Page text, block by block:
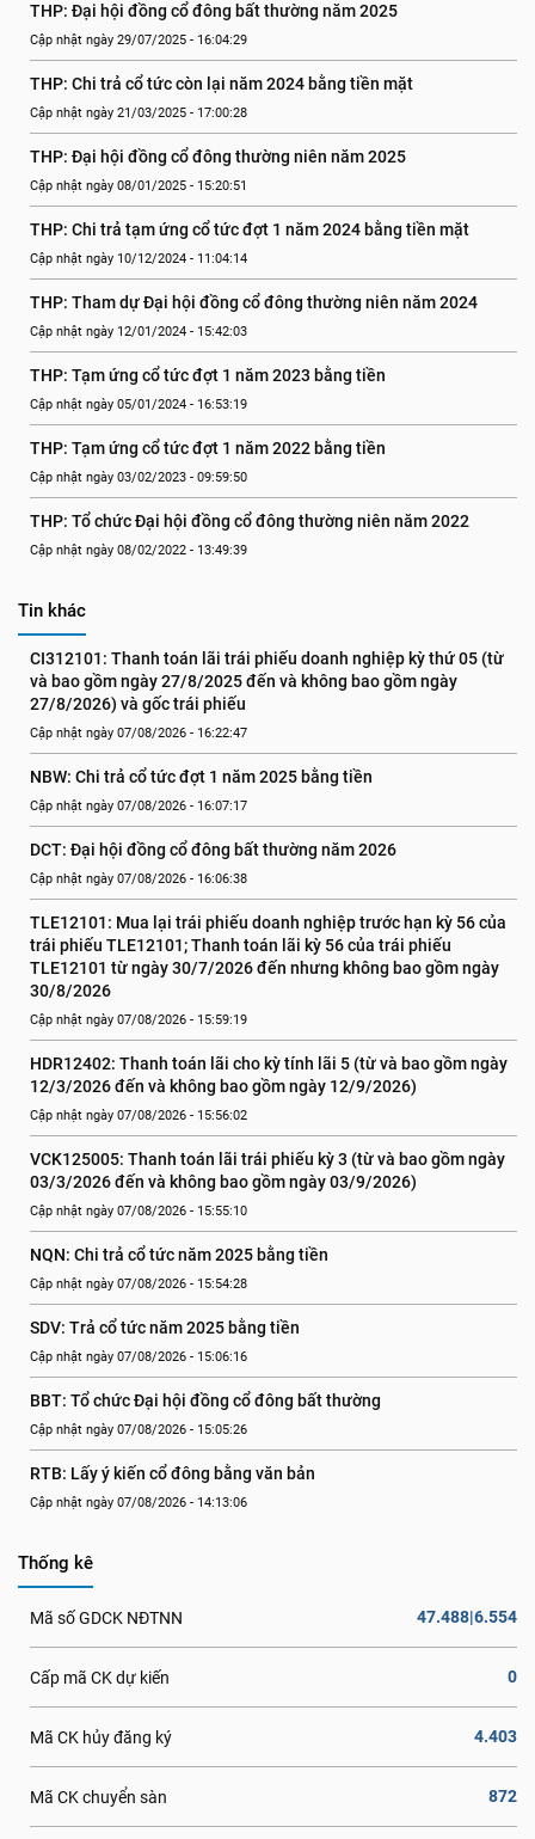
THP: Đại hội đồng cổ đông bất thường năm 2025
Cập nhật ngày 29/07/2025 - 16:04:29
THP: Chi trả cổ tức còn lại năm 2024 bằng tiền mặt
Cập nhật ngày 21/03/2025 - 17:00:28
THP: Đại hội đồng cổ đông thường niên năm 2025
Cập nhật ngày 08/01/2025 - 15:20:51
THP: Chi trả tạm ứng cổ tức đợt 1 năm 2024 bằng tiền mặt
Cập nhật ngày 10/12/2024 - 11:04:14
THP: Tham dự Đại hội đồng cổ đông thường niên năm 2024
Cập nhật ngày 12/01/2024 - 15:42:03
THP: Tạm ứng cổ tức đợt 1 năm 2023 bằng tiền
Cập nhật ngày 05/01/2024 - 16:53:19
THP: Tạm ứng cổ tức đợt 1 năm 2022 bằng tiền
Cập nhật ngày 03/02/2023 - 09:59:50
THP: Tổ chức Đại hội đồng cổ đông thường niên năm 2022
Cập nhật ngày 08/02/2022 - 13:49:39
Tin khác
CI312101: Thanh toán lãi trái phiếu doanh nghiệp kỳ thứ 05 (từ
và bao gồm ngày 27/8/2025 đến và không bao gồm ngày
27/8/2026) và gốc trái phiếu
Cập nhật ngày 07/08/2026 - 16:22:47
NBW: Chi trả cổ tức đợt 1 năm 2025 bằng tiền
Cập nhật ngày 07/08/2026 - 16:07:17
DCT: Đại hội đồng cổ đông bất thường năm 2026
Cập nhật ngày 07/08/2026 - 16:06:38
TLE12101: Mua lại trái phiếu doanh nghiệp trước hạn kỳ 56 của
trái phiếu TLE12101; Thanh toán lãi kỳ 56 của trái phiếu
TLE12101 từ ngày 30/7/2026 đến nhưng không bao gồm ngày
30/8/2026
Cập nhật ngày 07/08/2026 - 15:59:19
HDR12402: Thanh toán lãi cho kỳ tính lãi 5 (từ và bao gồm ngày
12/3/2026 đến và không bao gồm ngày 12/9/2026)
Cập nhật ngày 07/08/2026 - 15:56:02
VCK125005: Thanh toán lãi trái phiếu kỳ 3 (từ và bao gồm ngày
03/3/2026 đến và không bao gồm ngày 03/9/2026)
Cập nhật ngày 07/08/2026 - 15:55:10
NQN: Chi trả cổ tức năm 2025 bằng tiền
Cập nhật ngày 07/08/2026 - 15:54:28
SDV: Trả cổ tức năm 2025 bằng tiền
Cập nhật ngày 07/08/2026 - 15:06:16
BBT: Tổ chức Đại hội đồng cổ đông bất thường
Cập nhật ngày 07/08/2026 - 15:05:26
RTB: Lấy ý kiến cổ đông bằng văn bản
Cập nhật ngày 07/08/2026 - 14:13:06
Thống kê
Mã số GDCK NĐTNN 47.488|6.554
Cấp mã CK dự kiến 0
Mã CK hủy đăng ký 4.403
Mã CK chuyển sàn 872